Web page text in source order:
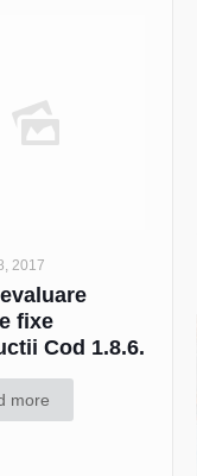
2017
fixe
Cod 1.8.6.
more